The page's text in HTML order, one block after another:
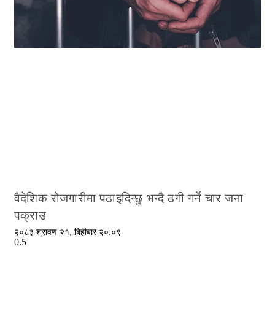
वैदेशिक रोजगारीमा पठाइदिन्छु भन्दै ठगी गर्ने चार जना
पक्राउ
२०८३ श्रावण २१, बिहीबार २०:०९